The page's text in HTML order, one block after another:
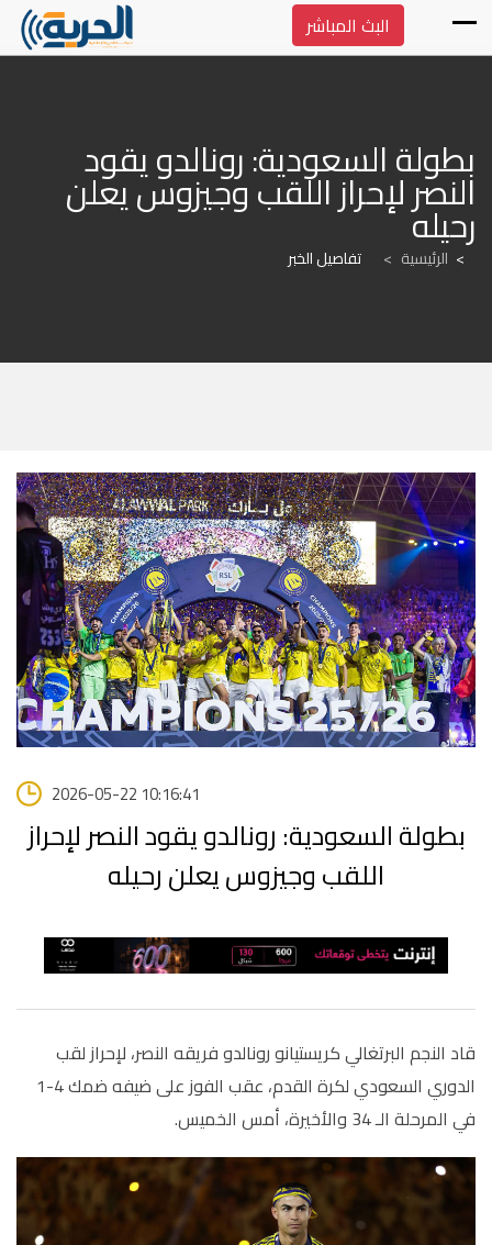
البث المباشر
رحيله
الرئيسية > تفاصيل الخبر
2026-05-22 10:16:41
بطولة السعودية: رونالدو يقود النصر لإحراز
اللقب وجيزوس يعلن رحيله
قاد النجم البرتغالي كريستيانو رونالدو فريقه النصر، لإحراز لقب
الدوري السعودي لكرة القدم، عقب الفوز على ضيفه ضمك 4-1
في المرحلة الـ 34 والأخيرة، أمس الخميس.